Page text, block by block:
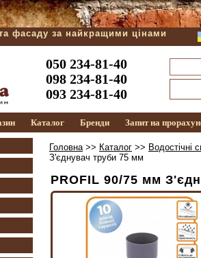
фасаду за найкращими цінами
050 234-81-40
098 234-81-40
093 234-81-40
Каталог Бренди Запит на
Головна>> Каталог >> Водостічні
З'єднувач труби 75 мм
PROFIL 90/75 мм